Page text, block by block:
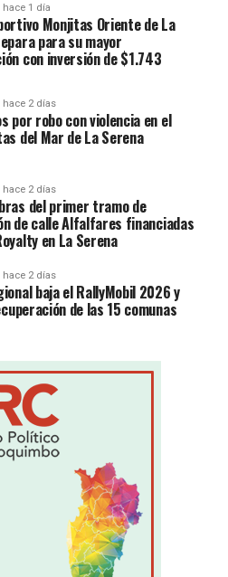
hace 1 día
Monjitas Oriente de La
para su mayor
con inversión de $1.743
hace 2 días
por robo con violencia en el
del Mar de La Serena
hace 2 días
del primer tramo de
de calle Alfalfares financiadas
en La Serena
hace 2 días
baja el RallyMobil 2026 y
de las 15 comunas